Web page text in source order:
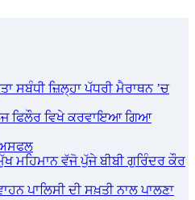
ਸਬੰਧੀ ਜ਼ਿਲ੍ਹਾ ਪੱਧਰੀ ਮੈਰਾਥਨ ’ਚ
ਫਿਲੌਰ ਵਿਖੇ ਕਰਵਾਇਆ ਗਿਆ
ਮਹਿਮਾਨ ਵੱਜੋ ਪੁੱਜੇ ਬੀਬੀ ਗੁਰਿੰਦਰ ਕੌਰ
ਪਾਲਿਸੀ ਦੀ ਸਖ਼ਤੀ ਨਾਲ ਪਾਲਣਾ